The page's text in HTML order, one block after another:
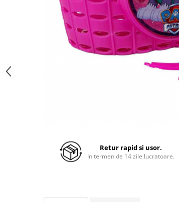
Retur rapid si usor.
In termen de 14 zile lucratoare.